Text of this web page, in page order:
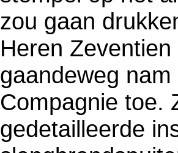
zou gaan
Heren
gaandeweg
Compagnie toe.
gedetailleerde